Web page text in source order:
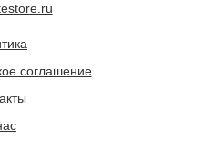
соглашение